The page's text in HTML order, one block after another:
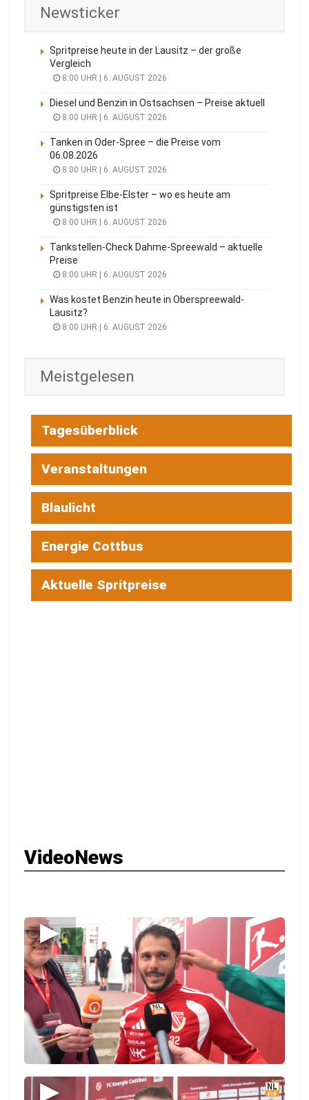
Newsticker
Spritpreise heute in der Lausitz – der große
Vergleich
8:00 UHR | 6. AUGUST 2026
Diesel und Benzin in Ostsachsen – Preise aktuell
8:00 UHR | 6. AUGUST 2026
Tanken in Oder-Spree – die Preise vom
06.08.2026
8:00 UHR | 6. AUGUST 2026
Spritpreise Elbe-Elster – wo es heute am
günstigsten ist
8:00 UHR | 6. AUGUST 2026
Tankstellen-Check Dahme-Spreewald – aktuelle
Preise
8:00 UHR | 6. AUGUST 2026
Was kostet Benzin heute in Oberspreewald-
Lausitz?
8:00 UHR | 6. AUGUST 2026
Meistgelesen
Tagesüberblick
Veranstaltungen
Blaulicht
Energie Cottbus
Aktuelle Spritpreise
VideoNews
▶
▶